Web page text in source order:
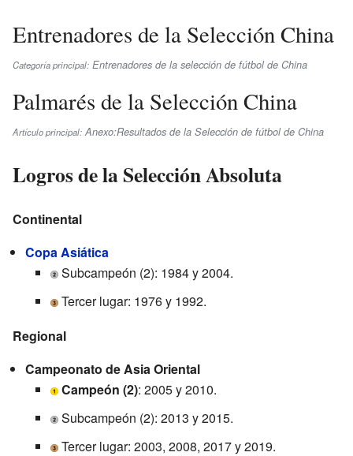
Entrenadores de la Selección China
Categoría principal: Entrenadores de la selección de fútbol de China
Palmarés de la Selección China
Artículo principal: Anexo:Resultados de la Selección de fútbol de China
Logros de la Selección Absoluta
Continental
Copa Asiática
Subcampeón (2): 1984 y 2004.
Tercer lugar: 1976 y 1992.
Regional
Campeonato de Asia Oriental
Campeón (2): 2005 y 2010.
Subcampeón (2): 2013 y 2015.
Tercer lugar: 2003, 2008, 2017 y 2019.